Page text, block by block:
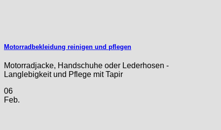
Motorradbekleidung reinigen und pflegen
Motorradjacke, Handschuhe oder Lederhosen -
Langlebigkeit und Pflege mit Tapir
06
Feb.